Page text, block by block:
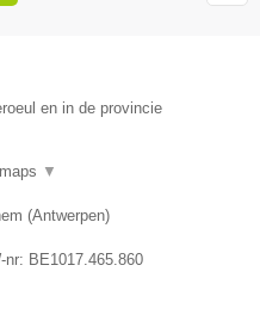
en in de provincie
▼
(Antwerpen)
nr: BE1017.465.860